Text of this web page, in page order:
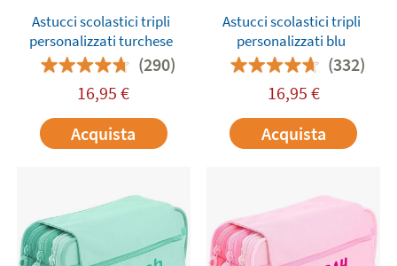
Astucci scolastici tripli
personalizzati turchese
(290)
16,95 €
Acquista
Astucci scolastici tripli
personalizzati blu
(332)
16,95 €
Acquista